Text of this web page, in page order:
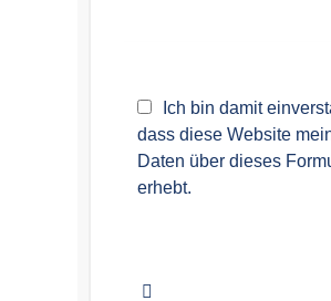
Ich bin damit
dass diese Website
Daten über dieses
erhebt.